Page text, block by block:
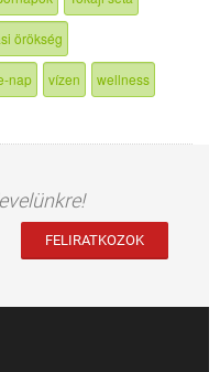
örökség
nap vízen wellness